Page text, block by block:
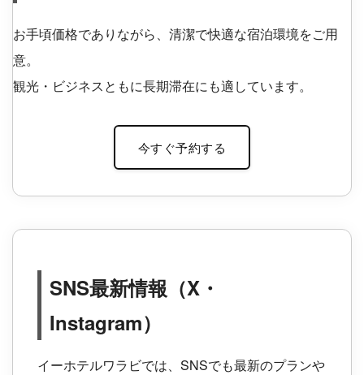
お手頃価格でありながら、清潔で快適な宿泊環境をご用
意。
観光・ビジネスともに長期滞在にも適しています。
今すぐ予約する
SNS最新情報（X・
Instagram）
イーホテルワラビでは、SNSでも最新のプランや